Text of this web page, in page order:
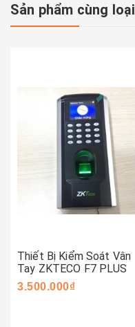
Sản phẩm cùng loại
Thiết Bị Kiểm Soát Vân
Tay ZKTECO F7 PLUS
3.500.000₫